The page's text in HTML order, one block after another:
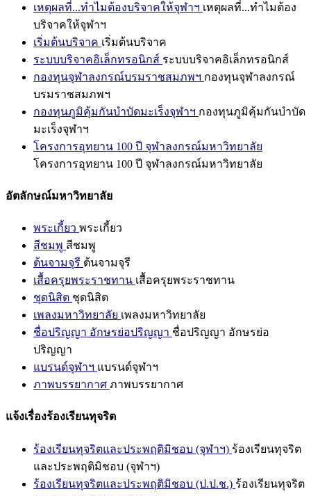
เหตุผลที่...ทำไมต้องบริจาคให้จุฬาฯ เหตุผลที่...ทำไมต้อง
บริจาคให้จุฬาฯ
เริ่มต้นบริจาค เริ่มต้นบริจาค
ระบบบริจาคอิเล็กทรอนิกส์ ระบบบริจาคอิเล็กทรอนิกส์
กองทุนจุฬาลงกรณ์บรมราชสมภพฯ กองทุนจุฬาลงกรณ์
บรมราชสมภพฯ
กองทุนภูมิคุ้มกันบำบัดมะเร็งจุฬาฯ กองทุนภูมิคุ้มกันบำบัด
มะเร็งจุฬาฯ
โครงการอุทยาน 100 ปี จุฬาลงกรณ์มหาวิทยาลัย
โครงการอุทยาน 100 ปี จุฬาลงกรณ์มหาวิทยาลัย
อัตลักษณ์มหาวิทยาลัย
พระเกี้ยว พระเกี้ยว
สีชมพู สีชมพู
ต้นจามจุรี ต้นจามจุรี
เสื้อครุยพระราชทาน เสื้อครุยพระราชทาน
ชุดนิสิต ชุดนิสิต
เพลงมหาวิทยาลัย เพลงมหาวิทยาลัย
ชื่อปริญญา อักษรย่อปริญญา ชื่อปริญญา อักษรย่อ
ปริญญา
แบรนด์จุฬาฯ แบรนด์จุฬาฯ
ภาพบรรยากาศ ภาพบรรยากาศ
แจ้งเรื่องร้องเรียนทุจริต
ร้องเรียนทุจริตและประพฤติมิชอบ (จุฬาฯ) ร้องเรียนทุจริต
และประพฤติมิชอบ (จุฬาฯ)
ร้องเรียนทุจริตและประพฤติมิชอบ (ป.ป.ช.) ร้องเรียนทุจริต